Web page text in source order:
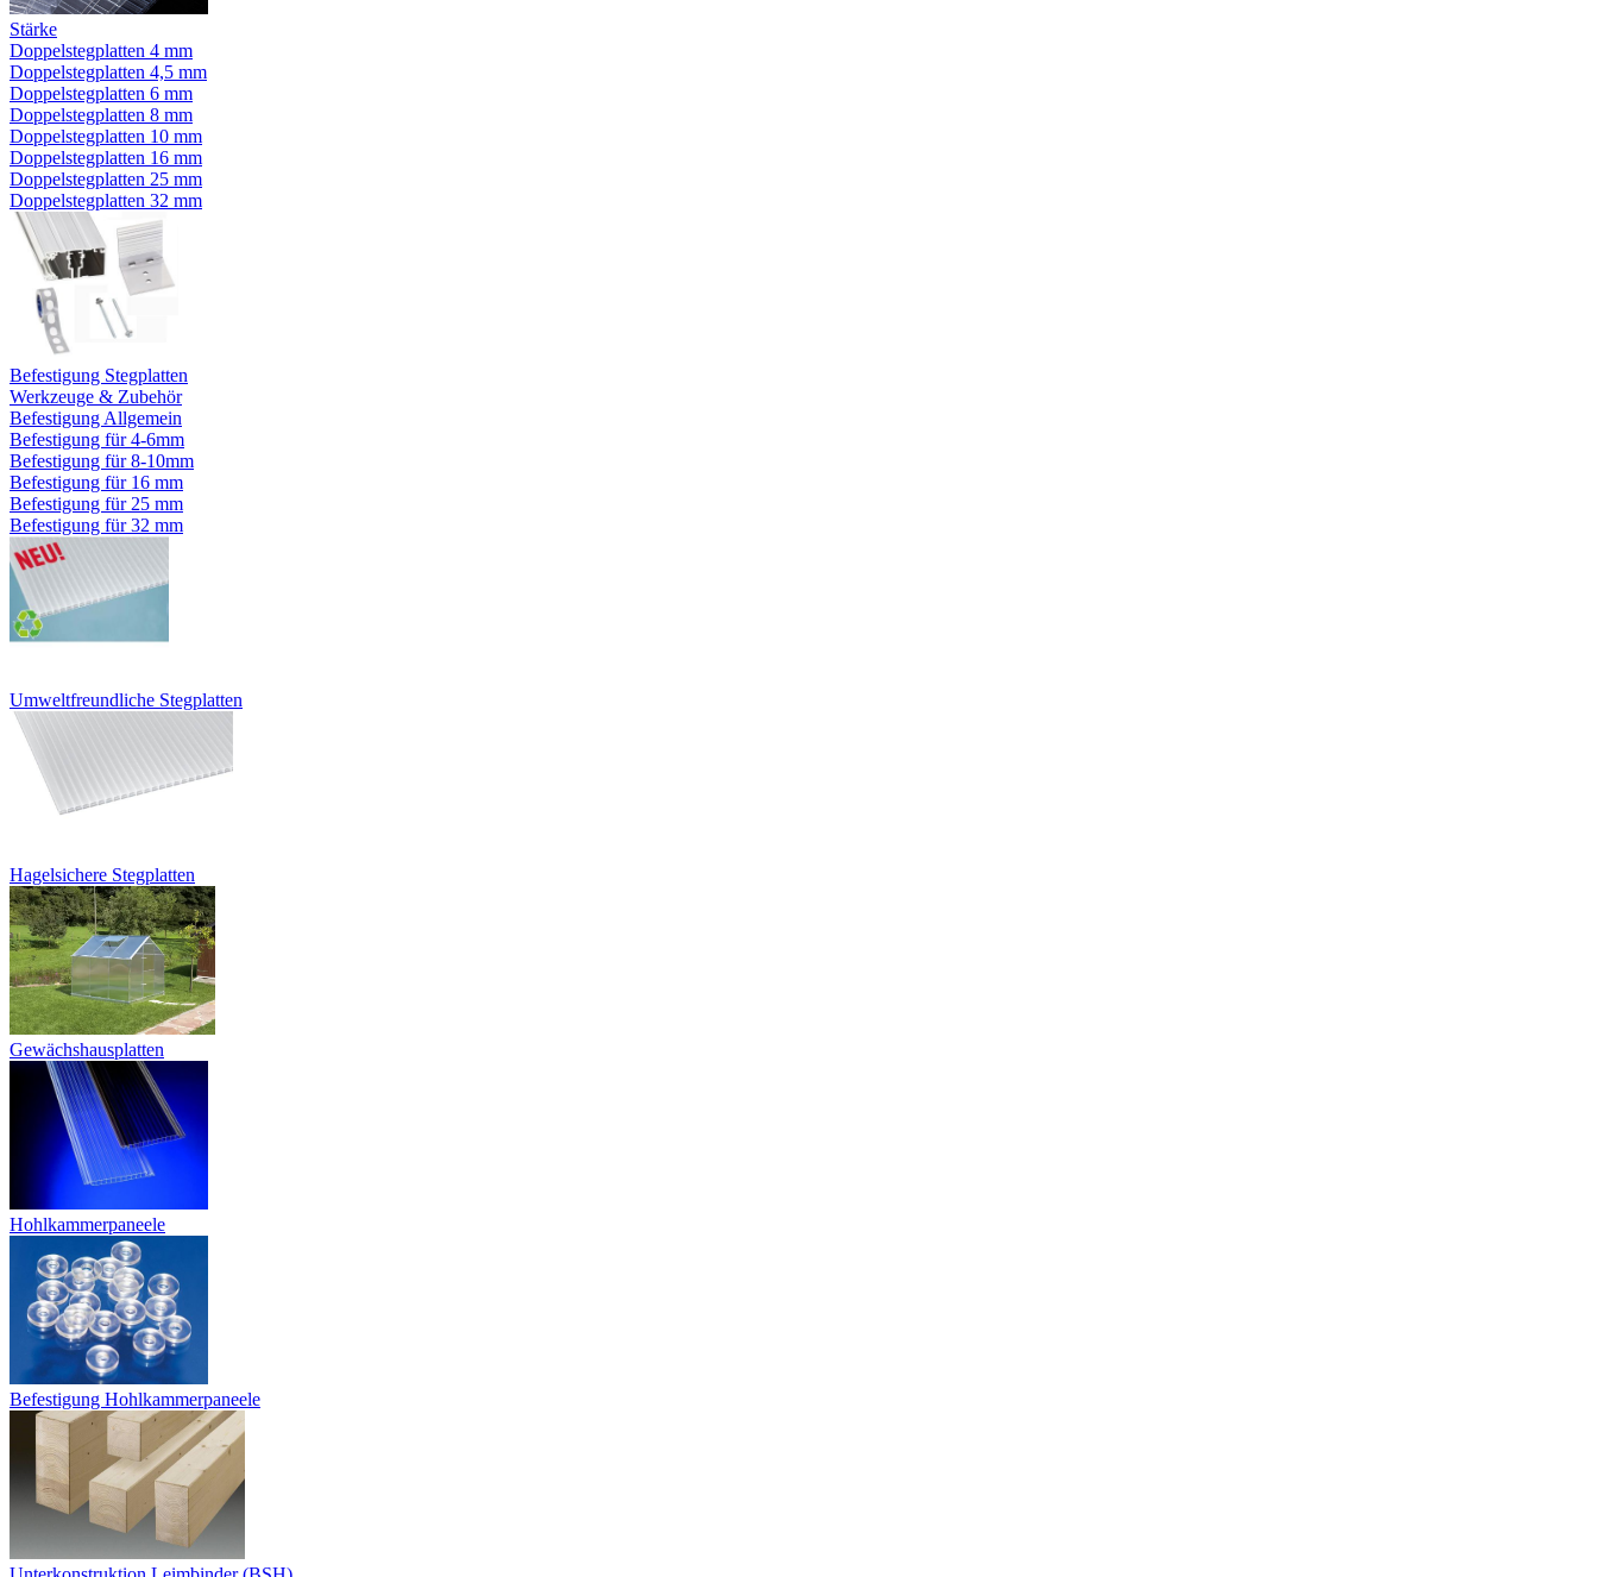
Stärke
Doppelstegplatten 4 mm
Doppelstegplatten 4,5 mm
Doppelstegplatten 6 mm
Doppelstegplatten 8 mm
Doppelstegplatten 10 mm
Doppelstegplatten 16 mm
Doppelstegplatten 25 mm
Doppelstegplatten 32 mm
Befestigung Stegplatten
Werkzeuge & Zubehör
Befestigung Allgemein
Befestigung für 4-6mm
Befestigung für 8-10mm
Befestigung für 16 mm
Befestigung für 25 mm
Befestigung für 32 mm
Umweltfreundliche Stegplatten
Hagelsichere Stegplatten
Gewächshausplatten
Hohlkammerpaneele
Befestigung Hohlkammerpaneele